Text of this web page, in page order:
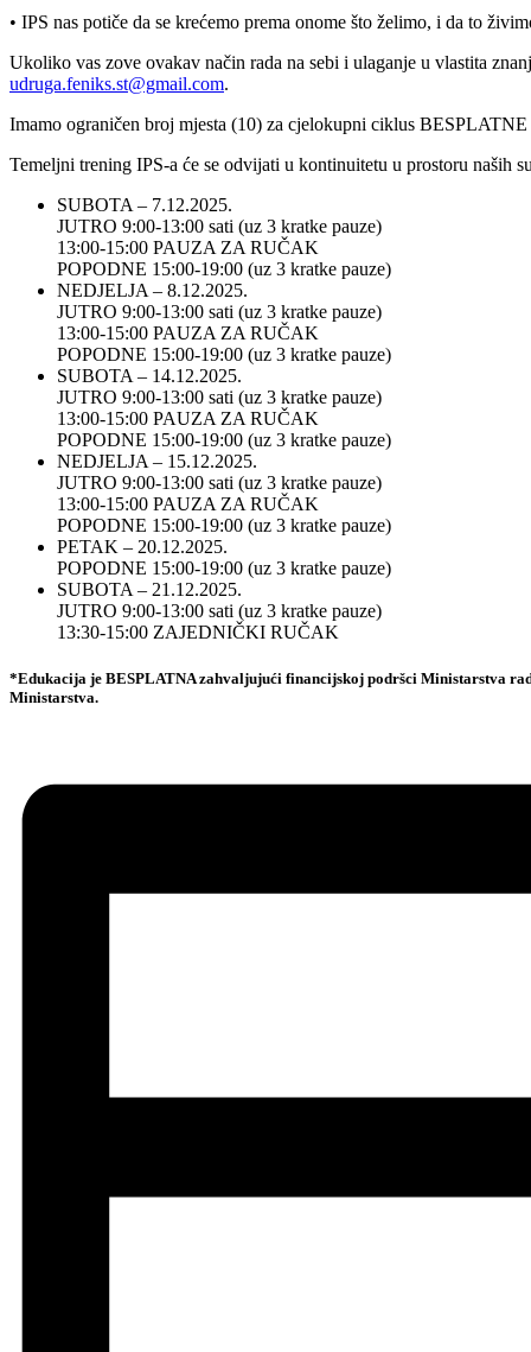
• IPS nas potiče da se krećemo prema onome što želimo, i da to
Ukoliko vas zove ovakav način rada na sebi i ulaganje u vlastita
udruga.feniks.st@gmail.com.
Imamo ograničen broj mjesta (10) za cjelokupni ciklus
Temeljni trening IPS-a će se odvijati u kontinuitetu u prostoru naših
SUBOTA – 7.12.2025.
JUTRO 9:00-13:00 sati (uz 3 kratke pauze)
13:00-15:00 PAUZA ZA RUČAK
POPODNE 15:00-19:00 (uz 3 kratke pauze)
NEDJELJA – 8.12.2025.
JUTRO 9:00-13:00 sati (uz 3 kratke pauze)
13:00-15:00 PAUZA ZA RUČAK
POPODNE 15:00-19:00 (uz 3 kratke pauze)
SUBOTA – 14.12.2025.
JUTRO 9:00-13:00 sati (uz 3 kratke pauze)
13:00-15:00 PAUZA ZA RUČAK
POPODNE 15:00-19:00 (uz 3 kratke pauze)
NEDJELJA – 15.12.2025.
JUTRO 9:00-13:00 sati (uz 3 kratke pauze)
13:00-15:00 PAUZA ZA RUČAK
POPODNE 15:00-19:00 (uz 3 kratke pauze)
PETAK – 20.12.2025.
POPODNE 15:00-19:00 (uz 3 kratke pauze)
SUBOTA – 21.12.2025.
JUTRO 9:00-13:00 sati (uz 3 kratke pauze)
13:30-15:00 ZAJEDNIČKI RUČAK
*Edukacija je BESPLATNA zahvaljujući financijskoj podršci Ministarstva
Ministarstva.